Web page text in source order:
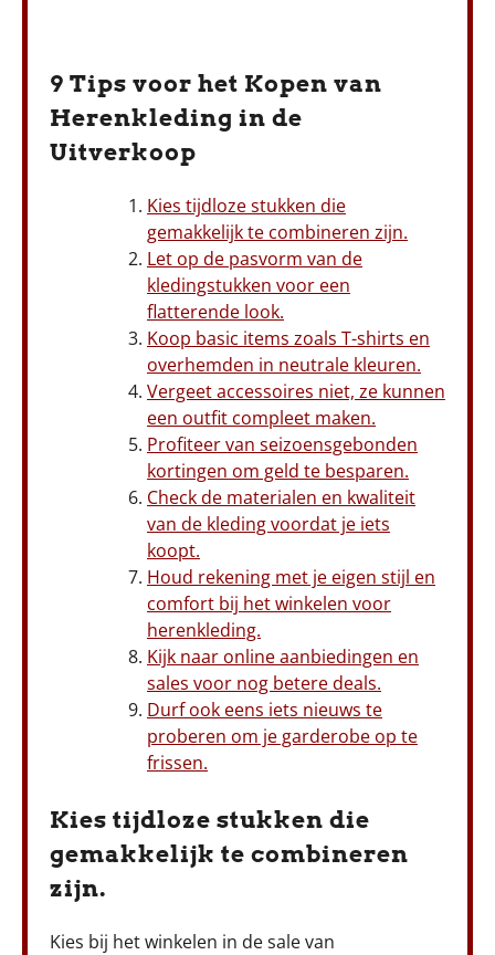
9 Tips voor het Kopen van
Herenkleding in de
Uitverkoop
Kies tijdloze stukken die
gemakkelijk te combineren zijn.
Let op de pasvorm van de
kledingstukken voor een
flatterende look.
Koop basic items zoals T-shirts en
overhemden in neutrale kleuren.
Vergeet accessoires niet, ze kunnen
een outfit compleet maken.
Profiteer van seizoensgebonden
kortingen om geld te besparen.
Check de materialen en kwaliteit
van de kleding voordat je iets
koopt.
Houd rekening met je eigen stijl en
comfort bij het winkelen voor
herenkleding.
Kijk naar online aanbiedingen en
sales voor nog betere deals.
Durf ook eens iets nieuws te
proberen om je garderobe op te
frissen.
Kies tijdloze stukken die
gemakkelijk te combineren
zijn.
Kies bij het winkelen in de sale van